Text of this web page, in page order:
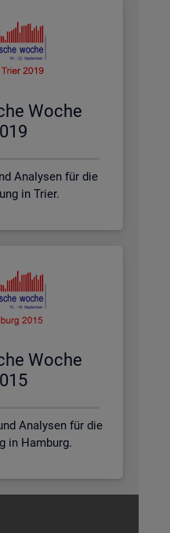
Woche
Analysen für die
in Trier.
Woche
Analysen für die
in Hamburg.